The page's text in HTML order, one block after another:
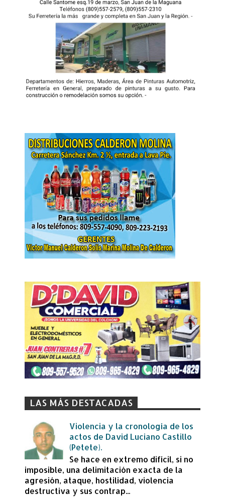
LAS MÁS DESTACADAS
Violencia y la cronología de los
actos de David Luciano Castillo
(Petete).
Se hace en extremo difícil, si no
imposible, una delimitación exacta de la
agresión, ataque, hostilidad, violencia
destructiva y sus contrap...